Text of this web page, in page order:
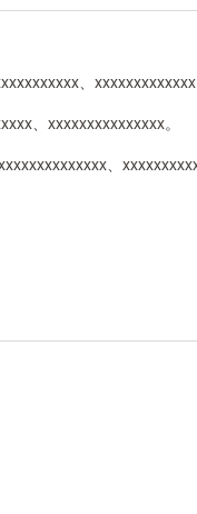
、
、xxxxxxxxxxxxxxx。
、